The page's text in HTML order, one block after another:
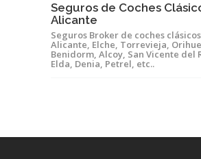
Seguros de Coches
Alicante
Seguros Broker de coches
Alicante, Elche, Torrevieja,
Benidorm, Alcoy, San Vicente del
Elda, Denia, Petrel, etc..